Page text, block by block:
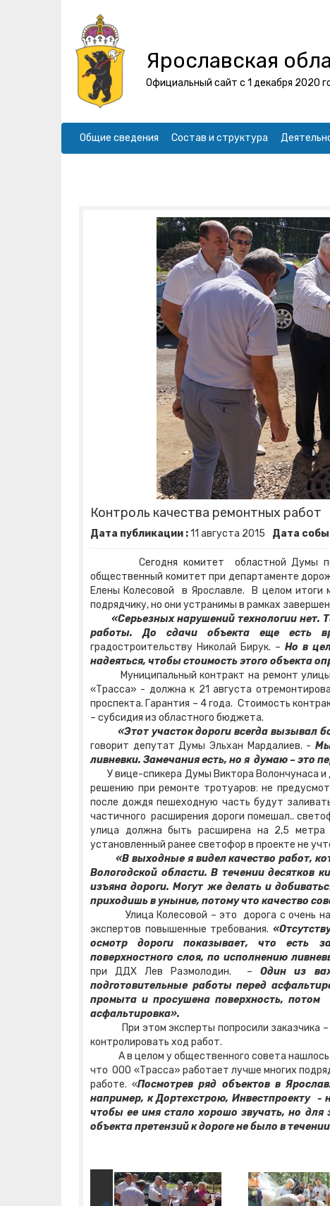
Ярославская
Официальный сайт с 1 декабря 2020
Общие сведения Состав и структура
Контроль качества ремонтных работ
Дата публикации :11 августа 2015 Дата
Сегодня комитет областной Думы по
общественный комитет при департаменте
Елены Колесовой в Ярославле. В целом итоги
подрядчику, но они устранимы в рамках
«Серьезных нарушений технологии нет.
работы. До сдачи объекта еще есть
градостроительству Николай Бирук. –Но в
надеяться, чтобы стоимость этого объекта
Муниципальный контракт на ремонт улицы
«Трасса» - должна к 21 августа
проспекта. Гарантия – 4 года. Стоимость
– субсидия из областного бюджета.
«Этот участок дороги всегда вызывал
говорит депутат Думы Эльхан Мардалиев. - Мы
ливневки. Замечания есть, но я думаю – это
У вице-спикера Думы Виктора Волончунаса и
решению при ремонте тротуаров: не
после дождя пешеходную часть будут
частичного расширения дороги помешал..
улица должна быть расширена на 2,5 метра
установленный ранее светофор в проекте не
«В выходные я видел качество работ,
Вологодской области. В течении десятков
изъяна дороги. Могут же делать и
приходишь в уныние, потому что качество
Улица Колесовой – это дорога с очень
экспертов повышенные требования.
осмотр дороги показывает, что есть
поверхностного слоя, по исполнению
при ДДХ Лев Размолодин. –Один из
подготовительные работы перед
промыта и просушена поверхность,
асфальтировка».
При этом эксперты попросили заказчика –
контролировать ход работ.
А в целом у общественного совета нашлось
что ООО «Трасса» работает лучше многих
работе. «Посмотрев ряд объектов в
например, к Дортехстрою, Инвестпроекту
чтобы ее имя стало хорошо звучать, но для
объекта претензий к дороге не было в